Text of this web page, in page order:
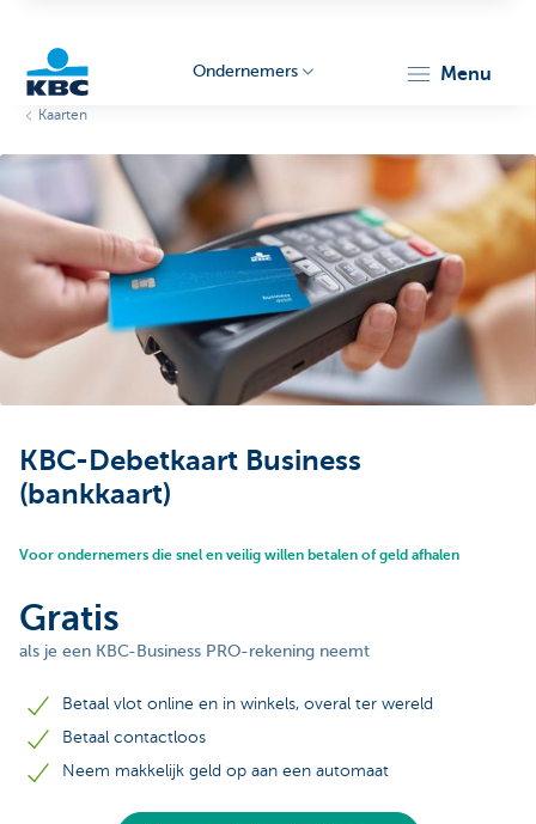
Ondernemers
Ondernemers menu
Kaarten
KBC-Debetkaart Business
(bankkaart)
Voor ondernemers die snel en veilig willen betalen of geld afhalen
Gratis
als je een KBC-Business PRO-rekening neemt
Betaal vlot online en in winkels, overal ter wereld
Betaal contactloos
Neem makkelijk geld op aan een automaat